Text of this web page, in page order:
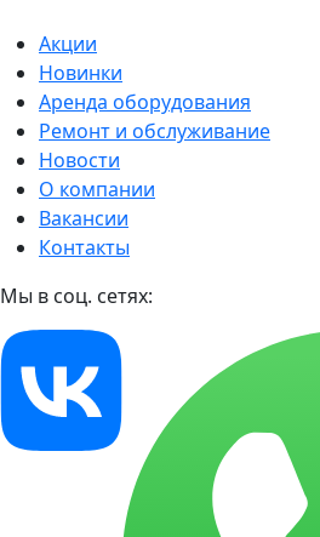
Акции
Новинки
Аренда оборудования
Ремонт и обслуживание
Новости
О компании
Вакансии
Контакты
Мы в соц. сетях: